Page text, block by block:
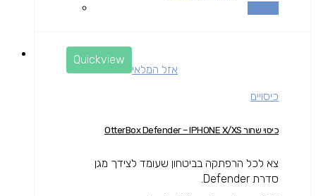
Quickview
אזל המלאי
כיסויים
כיסוי שחור OtterBox Defender – IPHONE X/XS
צא לכל הרפתקה בביטחון שעומד לצידך מגן
סדרת Defender.